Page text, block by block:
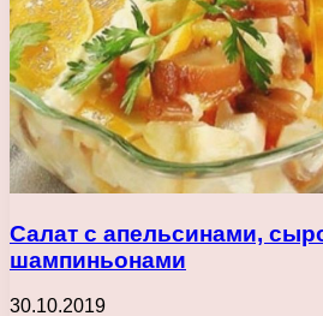
Салат с апельсинами,
шампиньонами
30.10.2019